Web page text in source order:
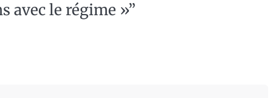
avec le régime »”